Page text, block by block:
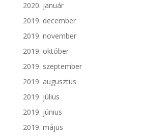
2020. január
2019. december
2019. november
2019. október
2019. szeptember
2019. augusztus
2019. július
2019. június
2019. május